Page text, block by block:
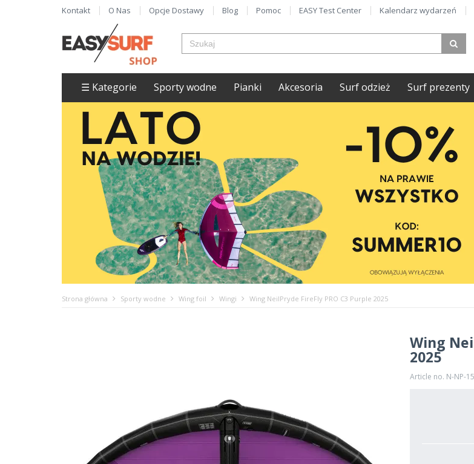
Kontakt O Nas Opcje Dostawy Blog Pomoc EASY Test Center Kalendarz wydarzeń
☰ Kategorie Sporty wodne Pianki Akcesoria Surf odzież Surf prezenty
Strona główna Sporty wodne Wing foil Wingi Wing NeilPryde FireFly PRO C3 Purple 2025
Wing
2025
Article no. N-NP-